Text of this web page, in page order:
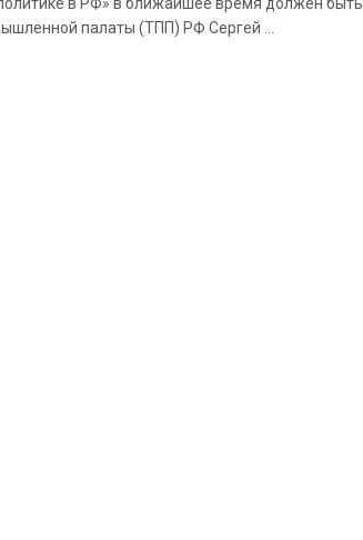
палаты (ТПП) РФ Сергей ...